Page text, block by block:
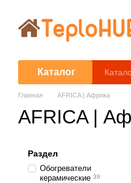
Каталог
Главная AFRICA | Африка
AFRICA |
Раздел
Обогреватели
керамические 39